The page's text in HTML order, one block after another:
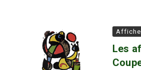
Affiche
Les